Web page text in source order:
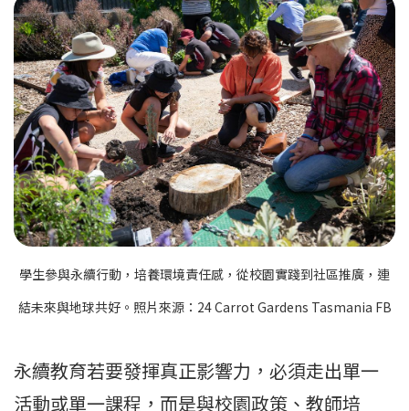
學生參與永續行動，培養環境責任感，從校園實踐到社區推廣，連
結未來與地球共好。照片來源：24 Carrot Gardens Tasmania FB
永續教育若要發揮真正影響力，必須走出單一
活動或單一課程，而是與校園政策、教師培